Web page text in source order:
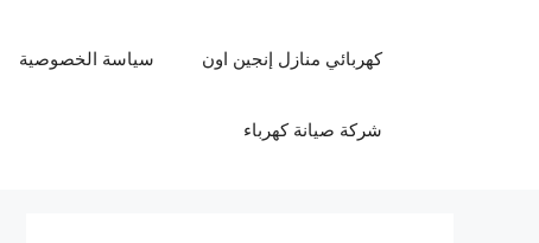
كهربائي منازل إنجين اون سياسة الخصوصية
شركة صيانة كهرباء